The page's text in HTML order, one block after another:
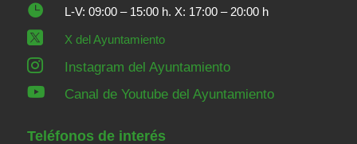
 L-V: 09:00 – 15:00 h. X: 17:00 – 20:00 h
 X del Ayuntamiento
 Instagram del Ayuntamiento
 Canal de Youtube del Ayuntamiento
Teléfonos de interés